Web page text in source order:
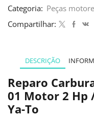
Categoria: Peças
Compartilhar:
DESCRIÇÃO
Reparo
01 Motor 2 Hp
Ya-To